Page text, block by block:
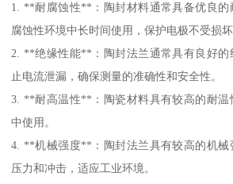
1. **耐腐蚀性**：陶封材料通常具备优良的
腐蚀性环境中长时间使用，保护电极不受损坏
2. **绝缘性能**：陶封法兰通常具有良好的
止电流泄漏，确保测量的准确性和安全性。
3. **耐高温性**：陶瓷材料具有较高的耐温
中使用。
4. **机械强度**：陶封法兰具有较高的机械
压力和冲击，适应工业环境。